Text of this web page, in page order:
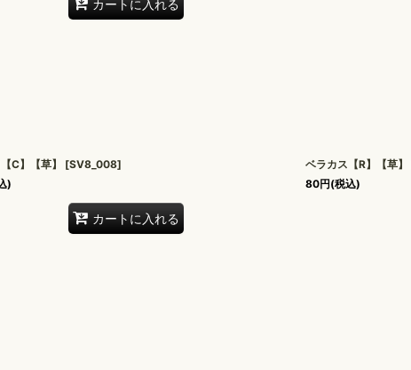
カートに入れる
C】【草】 [SV8_008]
)
カートに入れる
ベラカス【R】【草】
80円(税込)